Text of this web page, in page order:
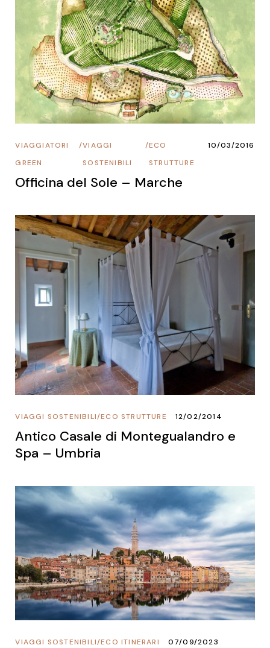
ECO
STRUTTURE
/
VIAGGI
SOSTENIBILI
/
VIAGGIATORI
GREEN
10/03/2016
Officina del Sole – Marche
ECO STRUTTURE
/
VIAGGI SOSTENIBILI 12/02/2014
Antico Casale di Montegualandro e
Spa – Umbria
ECO ITINERARI
/
VIAGGI SOSTENIBILI 07/09/2023